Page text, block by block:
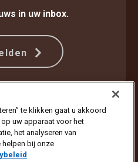
in uw inbox.
Privacyverklaring
Service of America, Inc. Alle
te klikken gaat u akkoord
uw apparaat voor het
het analyseren van
bij onze